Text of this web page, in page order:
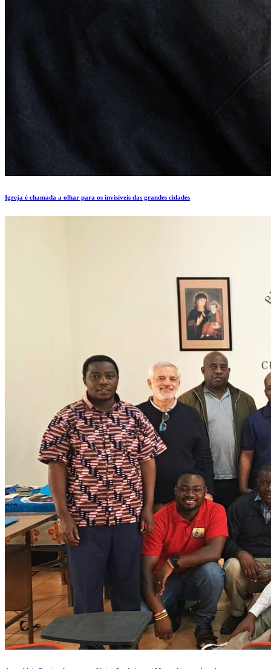
Igreja é chamada a olhar para os invisíveis das grandes cidades